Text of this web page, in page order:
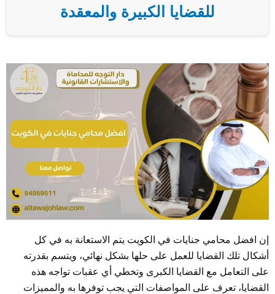
للقضايا الكبيرة والمعقدة
إن افضل محامي جنايات في الكويت يتم الاستعانة به في كل
أشكال تلك القضايا للعمل على حلها بشكل نهائي، ويتسم بقدرته
على التعامل مع القضايا الكبرى وتخطي أي عقبات تواجه هذه
القضايا، تعرف على المواصفات التي يجب توفرها به والمميزات